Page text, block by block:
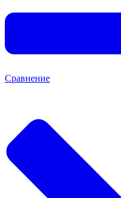
Сравнение